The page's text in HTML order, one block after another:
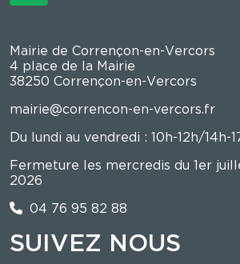
Mairie de Corrençon-en-Vercors
4 place de la Mairie
38250 Corrençon-en-Vercors
mairie@correncon-en-vercors.fr
Du lundi au vendredi : 10h-12h/14h-
Fermeture les mercredis du 1er
2026
04 76 95 82 88
SUIVEZ NOUS